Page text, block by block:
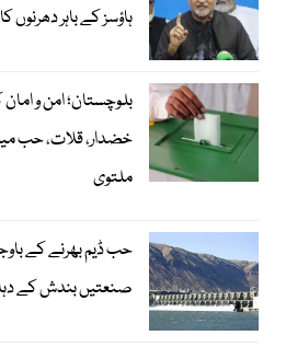
ہاؤسز کے باہر دھرنوں
بلوچستان؛ امن و
خضدار، قلات، حب
ملتوی
صنعتیں بندش کے